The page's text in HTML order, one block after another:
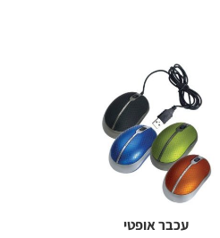
עכבר אופטי